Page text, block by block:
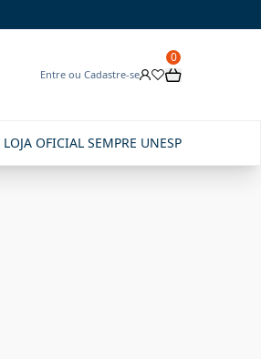
Entre ou Cadastre-se
0
LOJA OFICIAL SEMPRE UNESP